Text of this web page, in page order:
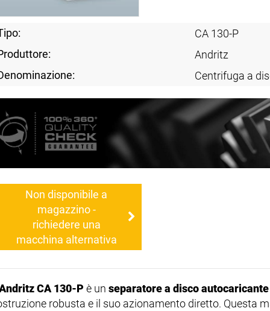
CA 130-P
Andritz
Centrifuga a
Non disponibile a
magazzino -
richiedere una
macchina alternativa
CA 130-P è un separatore a disco autocaricante
robusta e il suo azionamento diretto. Questa